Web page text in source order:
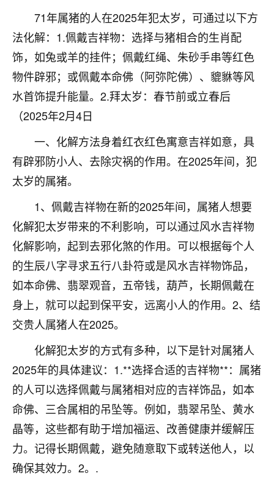
71年属猪的人在2025年犯太岁，可通过以下方
法化解：1.佩戴吉祥物：选择与猪相合的生肖配
饰，如兔或羊的挂件；佩戴红绳、朱砂手串等红色
物件辟邪；或佩戴本命佛（阿弥陀佛）、貔貅等风
水首饰提升能量。2.拜太岁：春节前或立春后
（2025年2月4日
一、化解方法身着红衣红色寓意吉祥如意，具
有辟邪防小人、去除灾祸的作用。在2025年间，犯
太岁的属猪。
1、佩戴吉祥物在新的2025年间，属猪人想要
化解犯太岁带来的不利影响，可以通过风水吉祥物
化解影响，起到去邪化煞的作用。可以根据每个人
的生辰八字寻求五行八卦符或是风水吉祥物饰品，
如本命佛、翡翠观音，五帝钱，葫芦，长期佩戴在
身上，就可以起到保平安，远离小人的作用。2、结
交贵人属猪人在2025。
化解犯太岁的方式有多种，以下是针对属猪人
2025年的具体建议：1.**选择合适的吉祥物**：属猪
的人可以选择佩戴与属猪相对应的吉祥饰品，如本
命佛、三合属相的吊坠等。例如，翡翠吊坠、黄水
晶等，这些都有助于增加福运、改善健康并缓解压
力。记得长期佩戴，避免随意取下或转送他人，以
确保其效力。2。.
梦醒时分
我女儿高二叛逆，大半年不上学，一说她就要死要活
的，把我们两口子愁的不行，朋友给我推荐的慧来老
师，一开始我是病急乱投医，这半年来，法事一个个
做完，我女儿跟变了个人一样，不期望她能考多好的
大学，只要能安安稳稳的把书读了，身体心理都健健
康康的我就很知足了！
鹿森 ：可怜天下父母心啊！
3小时前 来自河北
付深
我是公司人事调整，有升迁机会，但同时竞争的我们
三个，找老师的时候是抱着侥幸心理，没想到老师看
着我晋升有望，我半信半疑的按照老师建议，做了化
太岁还有一个发钱粮，本来年前的人事调整，拖到年
后，我以为都没戏了，结果开年一上班，开会提拔升
职第一个就是我，职务无所谓，主要是底薪加了
3000，非常开心，无论如何，感恩感谢！🙏🏻
12小时前 来自北京 32
心心相印
我身体不太好，总是病病殃殃的，去检查又没什么大
问题，反正就是不舒服。中医西医看遍了，找不到问
题，后来无意中看到有人推荐慧来老师，跟老师聊过
之后，心情豁然开朗，也听老师建议，处理了一些因
果问题。今年以来，身体比以前好多，主要是心情好